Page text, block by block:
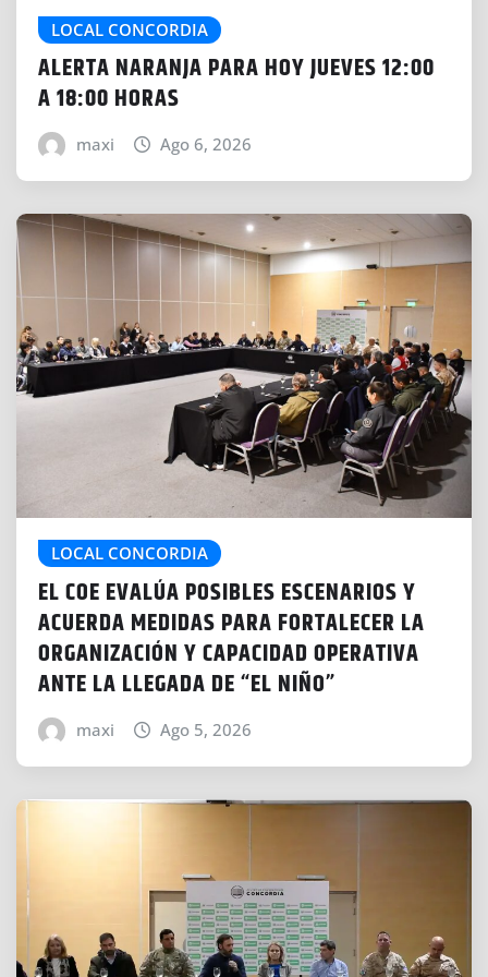
LOCAL CONCORDIA
ALERTA NARANJA PARA HOY JUEVES 12:00
A 18:00 HORAS
maxi Ago 6, 2026
LOCAL CONCORDIA
EL COE EVALÚA POSIBLES ESCENARIOS Y
ACUERDA MEDIDAS PARA FORTALECER LA
ORGANIZACIÓN Y CAPACIDAD OPERATIVA
ANTE LA LLEGADA DE “EL NIÑO”
maxi Ago 5, 2026